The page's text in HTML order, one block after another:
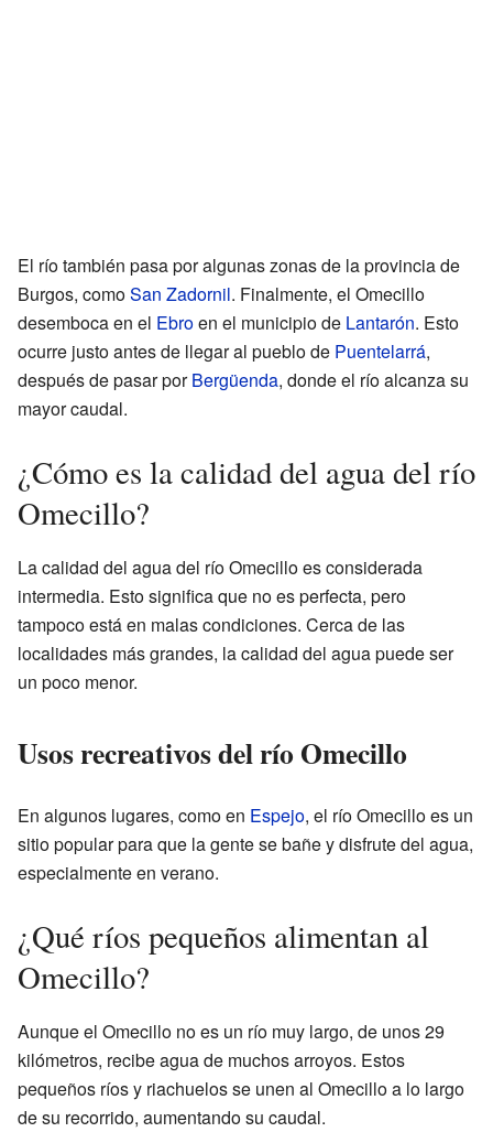
El río también pasa por algunas zonas de la provincia de
Burgos, comoSan Zadornil. Finalmente, el Omecillo
desemboca en el Ebroen el municipio de Lantarón. Esto
ocurre justo antes de llegar al pueblo de Puentelarrá,
después de pasar porBergüenda, donde el río alcanza su
mayor caudal.
¿Cómo es la calidad del agua del río
Omecillo?
La calidad del agua del río Omecillo es considerada
intermedia. Esto significa que no es perfecta, pero
tampoco está en malas condiciones. Cerca de las
localidades más grandes, la calidad del agua puede ser
un poco menor.
Usos recreativos del río Omecillo
En algunos lugares, como en Espejo, el río Omecillo es un
sitio popular para que la gente se bañe y disfrute del agua,
especialmente en verano.
¿Qué ríos pequeños alimentan al
Omecillo?
Aunque el Omecillo no es un río muy largo, de unos 29
kilómetros, recibe agua de muchos arroyos. Estos
pequeños ríos y riachuelos se unen al Omecillo a lo largo
de su recorrido, aumentando su caudal.